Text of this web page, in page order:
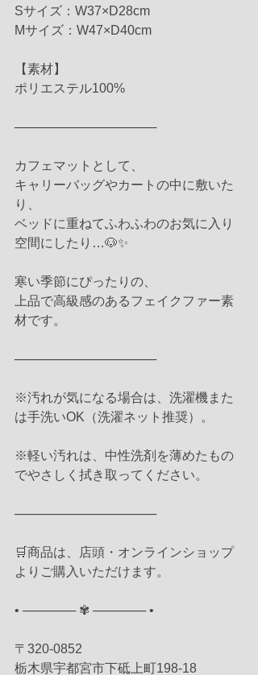
Sサイズ：W37×D28cm
Mサイズ：W47×D40cm
【素材】
ポリエステル100%
────────────────
カフェマットとして、
キャリーバッグやカートの中に敷いた
り、
ベッドに重ねてふわふわのお気に入り
空間にしたり…🐶✨
寒い季節にぴったりの、
上品で高級感のあるフェイクファー素
材です。
────────────────
※汚れが気になる場合は、洗濯機また
は手洗いOK（洗濯ネット推奨）。
※軽い汚れは、中性洗剤を薄めたもの
でやさしく拭き取ってください。
────────────────
🛒商品は、店頭・オンラインショップ
よりご購入いただけます。
• ────── ✾ ────── •
〒320-0852
栃木県宇都宮市下砥上町198-18